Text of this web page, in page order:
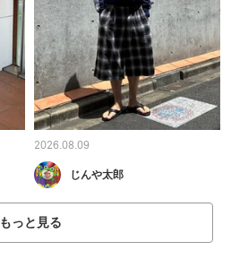
2026.08.09
じんや太郎
もっと見る